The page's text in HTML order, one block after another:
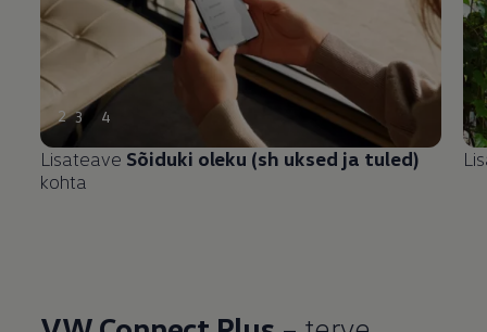
2 3 4
Lisateave Sõiduki oleku (sh uksed ja tuled)
kohta